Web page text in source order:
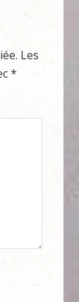
Les
*